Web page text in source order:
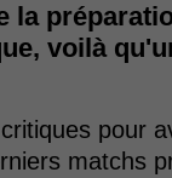
la
voilà
pour
matchs